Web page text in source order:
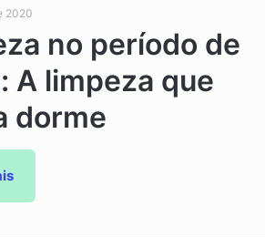
2020
no período de
A limpeza que
dorme